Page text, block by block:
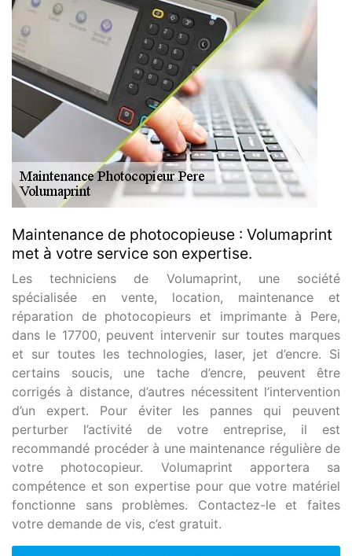
Maintenance de photocopieuse : Volumaprint
met à votre service son expertise.
Les techniciens de Volumaprint, une société
spécialisée en vente, location, maintenance et
réparation de photocopieurs et imprimante à Pere,
dans le 17700, peuvent intervenir sur toutes marques
et sur toutes les technologies, laser, jet d’encre. Si
certains soucis, une tache d’encre, peuvent être
corrigés à distance, d’autres nécessitent l’intervention
d’un expert. Pour éviter les pannes qui peuvent
perturber l’activité de votre entreprise, il est
recommandé procéder à une maintenance régulière de
votre photocopieur. Volumaprint apportera sa
compétence et son expertise pour que votre matériel
fonctionne sans problèmes. Contactez-le et faites
votre demande de vis, c’est gratuit.